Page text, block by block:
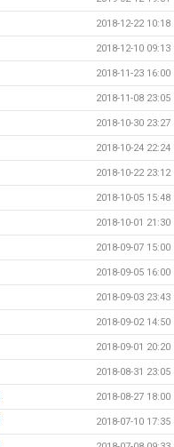
2018-12-22 10:18
2018-12-10 09:13
2018-11-23 16:00
2018-11-08 23:05
2018-10-30 23:27
2018-10-24 22:24
2018-10-22 23:12
2018-10-05 15:48
2018-10-01 21:30
2018-09-07 15:00
2018-09-05 16:00
2018-09-03 23:43
2018-09-02 14:50
2018-09-01 20:20
2018-08-31 23:05
2018-08-27 18:00
2018-07-10 17:35